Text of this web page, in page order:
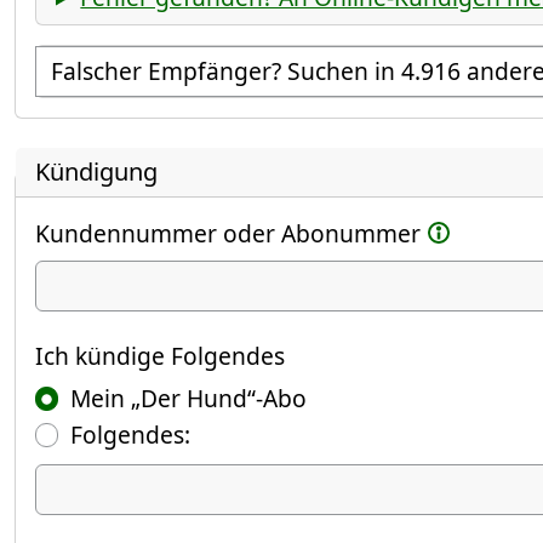
Empfänger suchen
Kündigung
Kundennummer oder Abonummer
Ich kündige
Ich kündige Folgendes
Mein „Der Hund“-Abo
Folgendes:
Ich kündige Folgendes